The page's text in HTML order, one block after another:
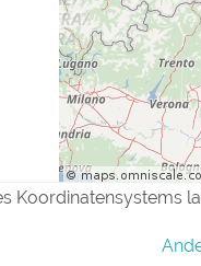
Koordinatensystems